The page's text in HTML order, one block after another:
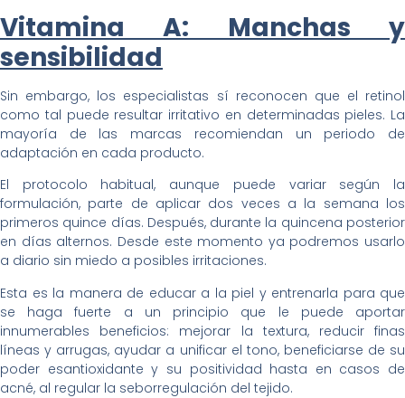
Vitamina A: Manchas y
sensibilidad
Sin embargo, los especialistas sí reconocen que el retinol
como tal puede resultar irritativo en determinadas pieles. La
mayoría de las marcas recomiendan un periodo de
adaptación en cada producto.
El protocolo habitual, aunque puede variar según la
formulación, parte de aplicar dos veces a la semana los
primeros quince días. Después, durante la quincena posterior
en días alternos. Desde este momento ya podremos usarlo
a diario sin miedo a posibles irritaciones.
Esta es la manera de educar a la piel y entrenarla para que
se haga fuerte a un principio que le puede aportar
innumerables beneficios: mejorar la textura, reducir finas
líneas y arrugas, ayudar a unificar el tono, beneficiarse de su
poder esantioxidante y su positividad hasta en casos de
acné, al regular la seborregulación del tejido.